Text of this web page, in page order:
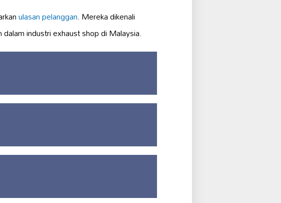
ulasan pelanggan. Mereka dikenali
dalam industri exhaust shop di Malaysia.